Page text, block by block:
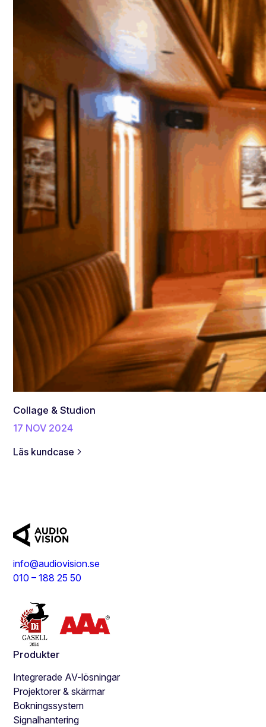
Collage & Studion
17 NOV 2024
Läs kundcase:
&
S
d
i
info@audiovision.se
010 – 188 25 50
Produkter
Integrerade AV-lösningar
Projektorer & skärmar
Bokningssystem
Signalhantering